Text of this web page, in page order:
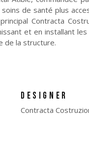
de santé plus
Contracta
et en installant
de la structure.
DESIGNER
Contracta